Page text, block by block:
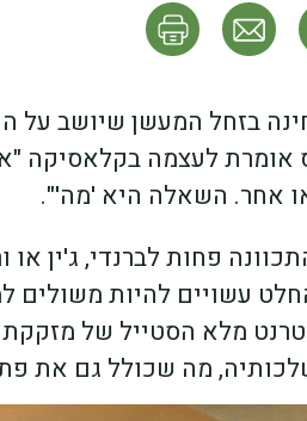
בזחל המעשן שיושב
אומרת לעצמה בקלאסיקה
אחר. השאלה היא 'מה'".
פחות לברנדי, ג'ין
עשויים להיות משולים
מלא הסטייל של
מה שכולל גם את